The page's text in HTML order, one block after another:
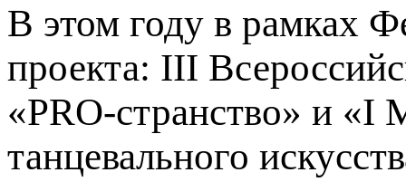
В этом году в рамках
проекта: III
«PRO-странство» и
танцевального